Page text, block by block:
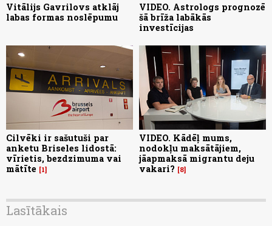
Vitālijs Gavrilovs atklāj
labas formas noslēpumu
VIDEO. Astrologs prognozē
šā brīža labākās
investīcijas
Cilvēki ir sašutuši par
anketu Briseles lidostā:
vīrietis, bezdzimuma vai
mātīte
1
VIDEO. Kādēļ mums,
nodokļu maksātājiem,
jāapmaksā migrantu deju
vakari?
8
Lasītākais